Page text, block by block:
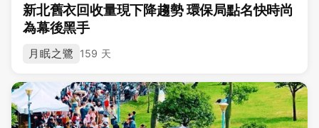
新北舊衣回收量現下降趨勢 環保局點名快時尚
為幕後黑手
月眠之鷺 159 天